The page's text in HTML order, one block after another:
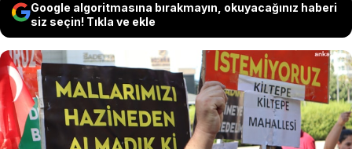
Google algoritmasına bırakmayın, okuyacağınız haberi
siz seçin! Tıkla ve ekle
Malatya’nın Yeşilyurt ilçesine bağlı Kiltepe
Mahallesi’nde rezerv alan istemeyen vatandaşlar
bir araya gelerek duruma tepki gösterdi. Mahalle
sakinlerinden Doğan Tunç "Hafif hasarlı